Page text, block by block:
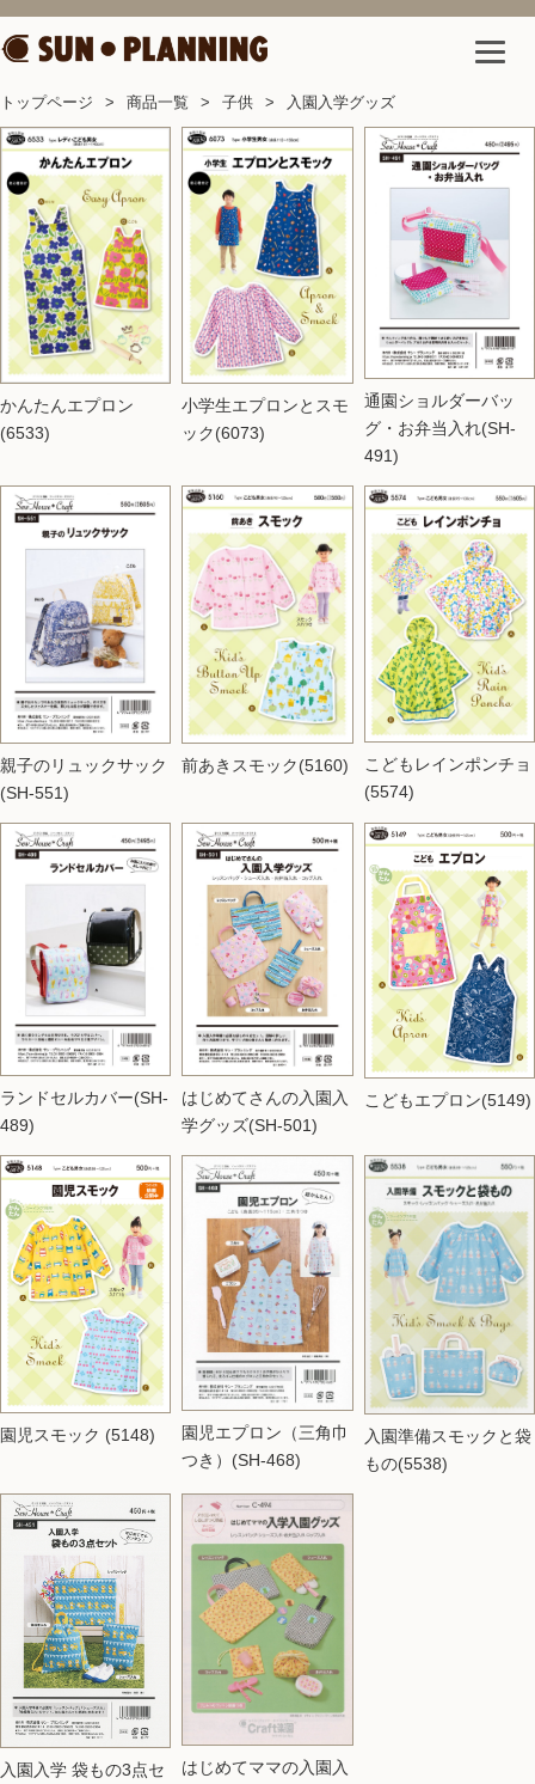
トップページ 商品一覧 子供 入園入学グッズ
かんたんエプロン
(6533)
小学生エプロンとスモ
ック(6073)
通園ショルダーバッ
グ・お弁当入れ(SH-
491)
親子のリュックサック
(SH-551)
前あきスモック(5160)
こどもレインポンチョ
(5574)
ランドセルカバー(SH-
489)
はじめてさんの入園入
学グッズ(SH-501)
こどもエプロン(5149)
園児スモック (5148)
園児エプロン（三角巾
つき）(SH-468)
入園準備スモックと袋
もの(5538)
入園入学 袋もの3点セ
はじめてママの入園入